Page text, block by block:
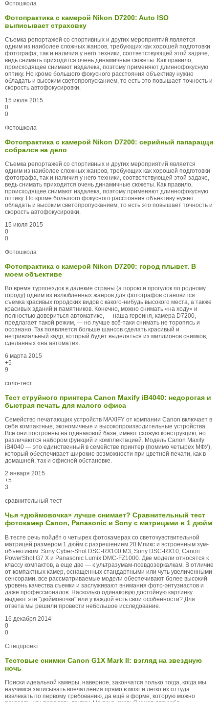
Фотошкола
Фотопрактика с камерой Nikon D7200: Auto ISO
выписывает страховку
Съемка репортажей со спортивных и других мероприятий является
одним из наиболее сложных жанров, требующих как хорошей подготовки
фотографа, так и наличия у него техники, соответствующей этой задаче,
ведь снимать приходится очень динамичные сюжеты. Как правило,
происходящее снимают издалека, поэтому применяют длиннофокусную
оптику. Но кроме большого фокусного расстояния объективу нужно
обладать и высоким светопропусканием, то есть это повышает точность и
скорость автофокусировки.
15 июля 2015
0
0
Фотошкола
Фотопрактика с камерой Nikon D7200: серийный папарацци
собрался на дело
Съемка репортажей со спортивных и других мероприятий является
одним из наиболее сложных жанров, требующих как хорошей подготовки
фотографа, так и наличия у него техники, соответствующей этой задаче,
ведь снимать приходится очень динамичные сюжеты. Как правило,
происходящее снимают издалека, поэтому применяют длиннофокусную
оптику. Но кроме большого фокусного расстояния объективу нужно
обладать и высоким светопропусканием, то есть это повышает точность и
скорость автофокусировки.
15 июля 2015
0
0
Фотошкола
Фотопрактика с камерой Nikon D7200: город плывет. В
моем объективе
Во время турпоездок в далекие страны (а порою и прогулок по родному
городу) одним из излюбленных жанров для фотографов становится
съемка красивых городских видов с какого-нибудь высокого места, а также
красивых зданий и памятников. Конечно, можно снимать «на ходу» и
полностью довериться автоматике, — наша героиня, камера D7200,
предлагает такой режим, — но лучше всё-таки снимать не торопясь и
осознано. Так появляется больше шансов сделать красивый и
нетривиальный кадр, который будет выделяться из миллионов снимков,
сделанных «на автомате».
6 марта 2015
+5
9
соло-тест
Тест струйного принтера Canon Maxify iB4040: недорогая и
быстрая печать для малого офиса
Семейство печатающих устройств MAXIFY от компании Canon включает в
себя компактные, экономичные и высокопроизводительные устройства.
Все они построены на одинаковой базе, имеют схожую конструкцию, но
различаются набором функций и комплектацией. Модель Canon Maxify
iB4040 — это единственный в семействе принтер (помимо четырех МФУ),
который обеспечивает широкие возможности при цветной печати, как в
домашней, так и офисной обстановке.
2 января 2015
+5
3
сравнительный тест
Чья «дюймовочка» лучше снимает? Сравнительный тест
фотокамер Canon, Panasonic и Sony с матрицами в 1 дюйм
В тесте речь пойдёт о четырех фотокамерах со светочувствительной
матрицей размером 1 дюйм с разрешением 20 Мпикс и встроенным зум-
объективом: Sony Cyber-Shot DSC-RX100 М3, Sony DSC-RX10, Canon
PowerShot G7 X и Panasonic Lumix DMC-FZ1000. Две модели относятся к
классу компактов, а еще две — к ультразумам-псевдозеркалкам. В отличие
от компактных камер, оснащенных стандартными или чуть увеличенными
сенсорами, все рассматриваемые модели обеспечивают более высокий
уровень качества съемки и заслуживают внимания фото-энтузиастов и
даже профессионалов. Насколько одинаковую достойную картинку
выдают эти "дюймовочки" или у каждой есть свои особенности? Для
ответа мы решили провести небольшое исследование.
16 декабря 2014
0
0
Спецпроект
Тестовые снимки Canon G1X Mark II: взгляд на звездную
ночь
Поиски идеальной камеры, наверное, закончатся только тогда, когда мы
научимся записывать впечатления прямо в мозг и легко их оттуда
извлекать по первому требованию, да ещё в форме, которую можно